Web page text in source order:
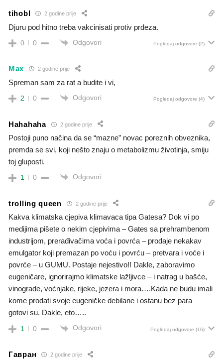
tihobl 2 godine prije
Djuru pod hitno treba vakcinisati protiv prdeza.
0 0 Odgovori Pogledaj odgovore (2)
Max 2 godine prije
Spreman sam za rat a budite i vi,
2 0 Odgovori Pogledaj odgovore (4)
Hahahaha 2 godine prije
Postoji puno načina da se “mazne” novac poreznih obveznika,
premda se svi, koji nešto znaju o metabolizmu životinja, smiju
toj gluposti.
1 0 Odgovori
trolling queen 2 godine prije
Kakva klimatska cjepiva klimavaca tipa Gatesa? Dok vi po
medijima pišete o nekim cjepivima – Gates sa prehrambenom
industrijom, prerađivačima voća i povrća – prodaje nekakav
emulgator koji premazan po voću i povrću – pretvara i voće i
povrće – u GUMU. Postaje nejestivo!! Dakle, zaboravimo
eugeničare, ignorirajmo klimatske lažljivce – i natrag u bašće,
vinograde, voćnjake, rijeke, jezera i mora….Kada ne budu imali
kome prodati svoje eugeničke debilane i ostanu bez para –
gotovi su. Dakle, eto…..
1 0 Odgovori Pogledaj odgovore (16)
Гавран 2 godine prije